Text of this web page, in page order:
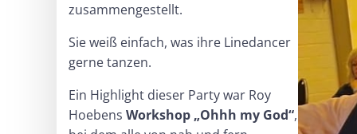
zusammengestellt.
Sie weiß einfach, was ihre Linedancer
gerne tanzen.
Ein Highlight dieser Party war Roy
Hoebens Workshop „Ohhh my God“,